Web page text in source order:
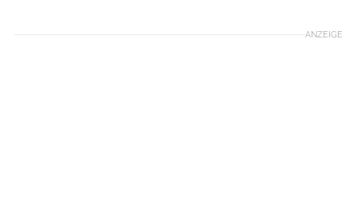
ANZEIGE